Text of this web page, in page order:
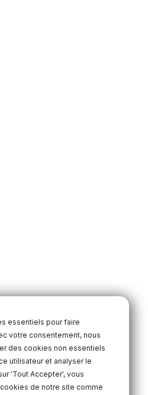
essentiels pour faire
votre consentement, nous
des cookies non essentiels
utilisateur et analyser le
'Tout Accepter', vous
de notre site comme